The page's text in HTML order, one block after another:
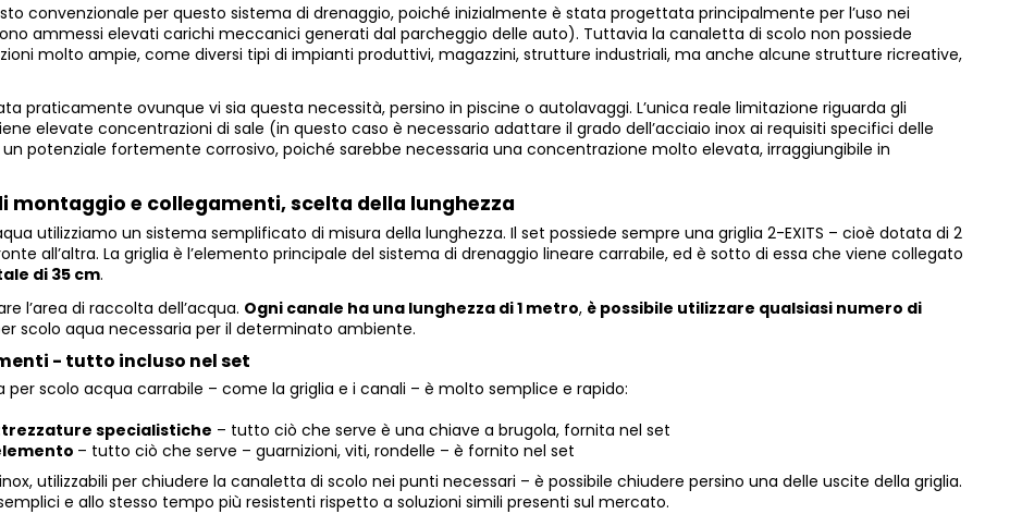
convenzionale per questo sistema di drenaggio, poiché inizialmente è stata progettata principalmente per l’uso nei
ammessi elevati carichi meccanici generati dal parcheggio delle auto). Tuttavia la canaletta di scolo non possiede
molto ampie, come diversi tipi di impianti produttivi, magazzini, strutture industriali, ma anche alcune strutture ricreative,
praticamente ovunque vi sia questa necessità, persino in piscine o autolavaggi. L’unica reale limitazione riguarda gli
elevate concentrazioni di sale (in questo caso è necessario adattare il grado dell’acciaio inox ai requisiti specifici delle
potenziale fortemente corrosivo, poiché sarebbe necessaria una concentrazione molto elevata, irraggiungibile in
montaggio e collegamenti, scelta della lunghezza
utilizziamo un sistema semplificato di misura della lunghezza. Il set possiede sempre una griglia 2-EXITS – cioè dotata di 2
all’altra. La griglia è l’elemento principale del sistema di drenaggio lineare carrabile, ed è sotto di essa che viene collegato
di 35 cm.
l’area di raccolta dell’acqua. Ogni canale ha una lunghezza di 1 metro, è possibile utilizzare qualsiasi numero di
scolo aqua necessaria per il determinato ambiente.
- tutto incluso nel set
scolo acqua carrabile – come la griglia e i canali – è molto semplice e rapido:
specialistiche – tutto ciò che serve è una chiave a brugola, fornita nel set
– tutto ciò che serve – guarnizioni, viti, rondelle – è fornito nel set
utilizzabili per chiudere la canaletta di scolo nei punti necessari – è possibile chiudere persino una delle uscite della griglia.
e allo stesso tempo più resistenti rispetto a soluzioni simili presenti sul mercato.